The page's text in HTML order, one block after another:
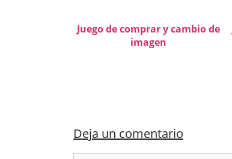
Juego de comprar y cambio de
imagen
Deja un comentario